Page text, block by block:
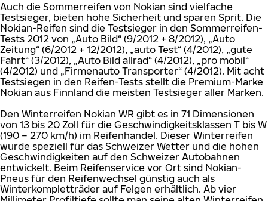
Auch die Sommerreifen von Nokian sind vielfache
Testsieger, bieten hohe Sicherheit und sparen Sprit. Die
Nokian-Reifen sind die Testsieger in den Sommerreifen-
Tests 2012 von „Auto Bild“ (9/2012 + 8/2012), „Auto
Zeitung“ (6/2012 + 12/2012), „auto Test“ (4/2012), „gute
Fahrt“ (3/2012), „Auto Bild allrad“ (4/2012), „pro mobil“
(4/2012) und „Firmenauto Transporter“ (4/2012). Mit acht
Testsiegen in den Reifen-Tests stellt die Premium-Marke
Nokian aus Finnland die meisten Testsieger aller Marken.
Den Winterreifen Nokian WR gibt es in 71 Dimensionen
von 13 bis 20 Zoll für die Geschwindigkeitsklassen T bis W
(190 – 270 km/h) im Reifenhandel. Dieser Winterreifen
wurde speziell für das Schweizer Wetter und die hohen
Geschwindigkeiten auf den Schweizer Autobahnen
entwickelt. Beim Reifenservice vor Ort sind Nokian-
Pneus für den Reifenwechsel günstig auch als
Winterkompletträder auf Felgen erhältlich. Ab vier